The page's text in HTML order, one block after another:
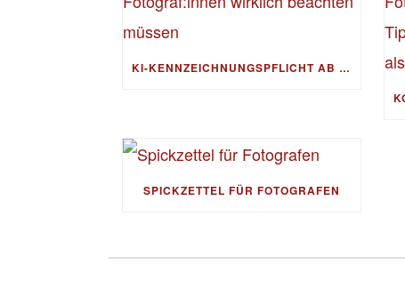
KI-KENNZEICHNUNGSPFLICHT AB AUGUST 2026: WAS FOTOGRAF:INNEN WIRKLICH BEACHTEN MÜSSEN
SPICKZETTEL FÜR FOTOGRAFEN